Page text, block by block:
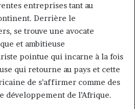
entreprises tant au
Derrière le
se trouve une avocate
et ambitieuse
pointue qui incarne à la fois
qui retourne au pays et cette
de s’affirmer comme des
développement de l’Afrique.